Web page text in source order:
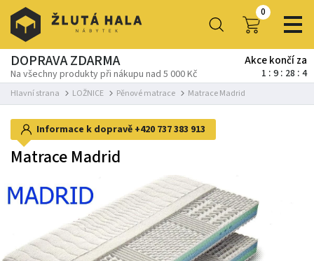
0
DOPRAVA ZDARMA
Na všechny produkty při nákupu nad 5 000 Kč
Akce končí za
1 9 28 2
Hlavní strana LOŽNICE Pěnové matrace Matrace Madrid
Informace k dopravě +420 737 383 913
Matrace Madrid